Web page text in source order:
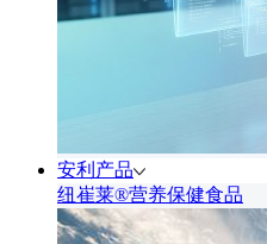
安利产品
纽崔莱®营养保健食品